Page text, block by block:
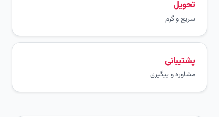
سریع و گرم
پشتیبانی
مشاوره و پیگیری